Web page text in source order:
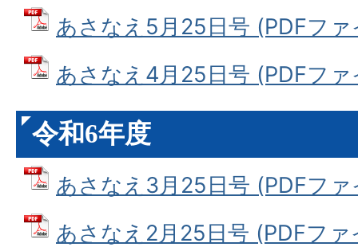
あさなえ5月25日号 (PDFフ
あさなえ4月25日号 (PDFフ
令和6年度
あさなえ3月25日号 (PDFフ
あさなえ2月25日号 (PDFフ